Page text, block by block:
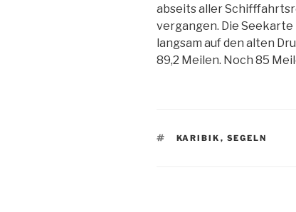
abseits aller
vergangen. Die
langsam auf den alten
89,2 Meilen. Noch 85
SCHLAGWÖRTER
KARIBIK , SEGELN